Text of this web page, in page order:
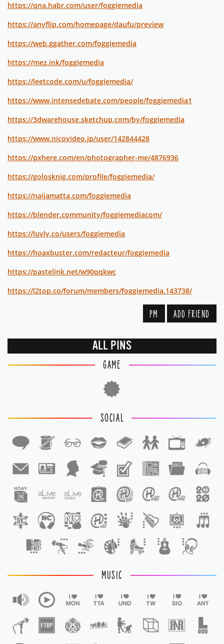
https://qna.habr.com/user/foggiemedia
https://anyflip.com/homepage/daufu/preview
https://web.ggather.com/foggiemedia
https://mez.ink/foggiemedia
https://leetcode.com/u/foggiemedia/
https://www.intensedebate.com/people/foggiemedia1
https://3dwarehouse.sketchup.com/by/foggiemedia
https://www.nicovideo.jp/user/142844428
https://pxhere.com/en/photographer-me/4876936
https://golosknig.com/profile/foggiemedia/
https://naijamatta.com/foggiemedia
https://blender.community/foggiemediacom/
https://luvly.co/users/foggiemedia
https://hoaxbuster.com/redacteur/foggiemedia
https://pastelink.net/w90qqkwc
https://l2top.co/forum/members/foggiemedia.143738/
PM ADD FRIEND
ALL PINS
GAME
SOCIAL
MUSIC